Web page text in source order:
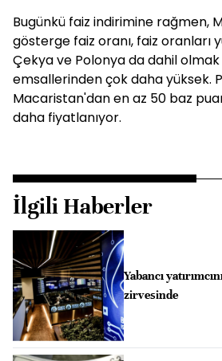
Bugünkü faiz indirimine rağmen,
gösterge faiz oranı, faiz oranları
Çekya ve Polonya da dahil
emsallerinden çok daha yüksek.
Macaristan'dan en az 50 baz
daha fiyatlanıyor.
İlgili Haberler
Yabancı
zirvesinde